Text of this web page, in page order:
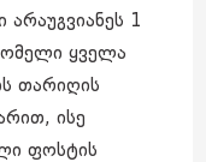
1
ყველა
თარიღის
ისე
ფოსტის